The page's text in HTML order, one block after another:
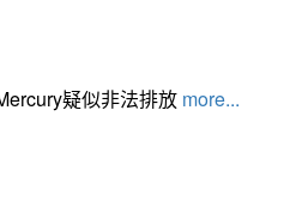
疑似非法排放 more...